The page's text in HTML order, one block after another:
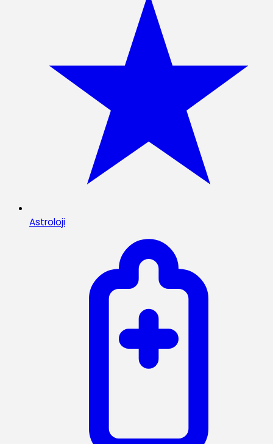
Astroloji